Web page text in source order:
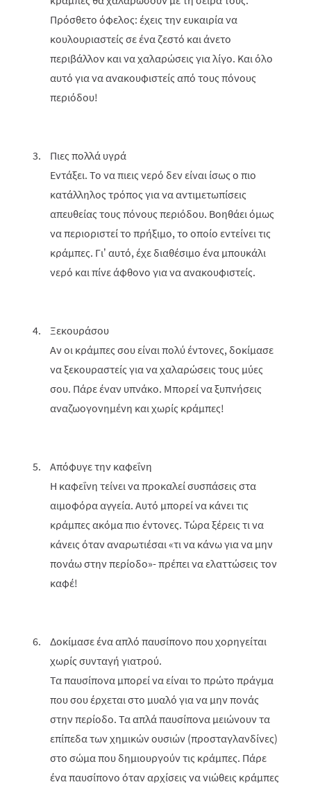
Πρόσθετο όφελος: έχεις την ευκαιρία να
κουλουριαστείς σε ένα ζεστό και άνετο
περιβάλλον και να χαλαρώσεις για λίγο. Και όλο
αυτό για να ανακουφιστείς από τους πόνους
περιόδου!
Πιες πολλά υγρά
Εντάξει. Το να πιεις νερό δεν είναι ίσως ο πιο
κατάλληλος τρόπος για να αντιμετωπίσεις
απευθείας τους πόνους περιόδου. Βοηθάει όμως
να περιοριστεί το πρήξιμο, το οποίο εντείνει τις
κράμπες. Γι’ αυτό, έχε διαθέσιμο ένα μπουκάλι
νερό και πίνε άφθονο για να ανακουφιστείς.
Ξεκουράσου
Αν οι κράμπες σου είναι πολύ έντονες, δοκίμασε
να ξεκουραστείς για να χαλαρώσεις τους μύες
σου. Πάρε έναν υπνάκο. Μπορεί να ξυπνήσεις
αναζωογονημένη και χωρίς κράμπες!
Απόφυγε την καφεΐνη
Η καφεΐνη τείνει να προκαλεί συσπάσεις στα
αιμοφόρα αγγεία. Αυτό μπορεί να κάνει τις
κράμπες ακόμα πιο έντονες. Τώρα ξέρεις τι να
κάνεις όταν αναρωτιέσαι «τι να κάνω για να μην
πονάω στην περίοδο»- πρέπει να ελαττώσεις τον
καφέ!
Δοκίμασε ένα απλό παυσίπονο που χορηγείται
χωρίς συνταγή γιατρού.
Τα παυσίπονα μπορεί να είναι το πρώτο πράγμα
που σου έρχεται στο μυαλό για να μην πονάς
στην περίοδο. Τα απλά παυσίπονα μειώνουν τα
επίπεδα των χημικών ουσιών (προσταγλανδίνες)
στο σώμα που δημιουργούν τις κράμπες. Πάρε
ένα παυσίπονο όταν αρχίσεις να νιώθεις κράμπες